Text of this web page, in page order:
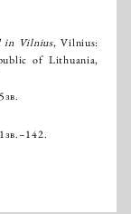
in Vilnius, Vilnius:
of Lithuania,